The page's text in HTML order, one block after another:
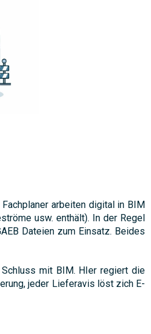
arbeiten digital in BIM
usw. enthält). In der Regel
Dateien zum Einsatz. Beides
mit BIM. HIer regiert die
jeder Lieferavis löst zich E-